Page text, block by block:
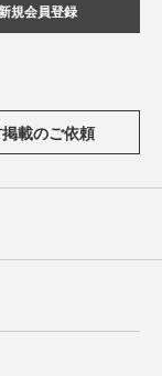
規会員登録
載のご依頼